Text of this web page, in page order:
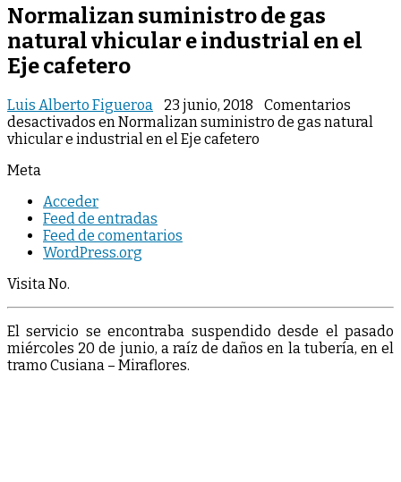
Normalizan suministro de gas
natural vhicular e industrial en el
Eje cafetero
Luis Alberto Figueroa 23 junio, 2018
Comentarios
desactivados en Normalizan suministro de gas natural
vhicular e industrial en el Eje cafetero
Meta
Acceder
Feed de entradas
Feed de comentarios
WordPress.org
Visita No.
El servicio se encontraba suspendido desde el pasado
miércoles 20 de junio, a raíz de daños en la tubería, en el
tramo Cusiana – Miraflores.